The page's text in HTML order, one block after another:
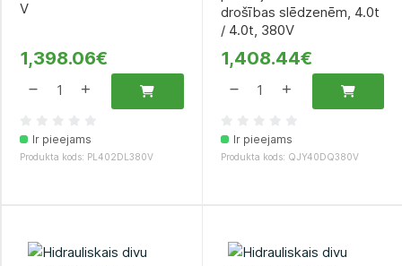
V
1,398.06€
Ir pieejams
Produkta kods: PL402DL380V
drošības slēdzenēm, 4.0t
/ 4.0t, 380V
1,408.44€
Ir pieejams
Produkta kods: QJY40DQ380V